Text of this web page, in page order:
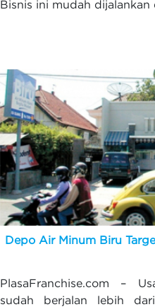
Bisnis ini mudah dijalankan
Depo Air Minum Biru
PlasaFranchise.com –
sudah berjalan lebih